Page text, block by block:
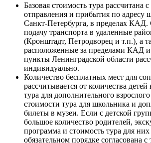
Базовая стоимость тура рассчитана
отправления и прибытия по адресу
Санкт-Петербурга, в пределах КАД.
подачу транспорта в удаленные
(Кронштадт, Петродворец и т.п.), а
расположенные за пределами КАД
пункты Ленинградской области
индивидуально.
Количество бесплатных мест для
рассчитывается от количества
тура для дополнительного
стоимости тура для школьника и
билеты в музеи. Если с детской
большое количество родителей,
программа и стоимость тура для
обязательном порядке согласована